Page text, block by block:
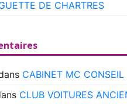
DE CHARTRES
CABINET MC CONSEIL
CLUB VOITURES